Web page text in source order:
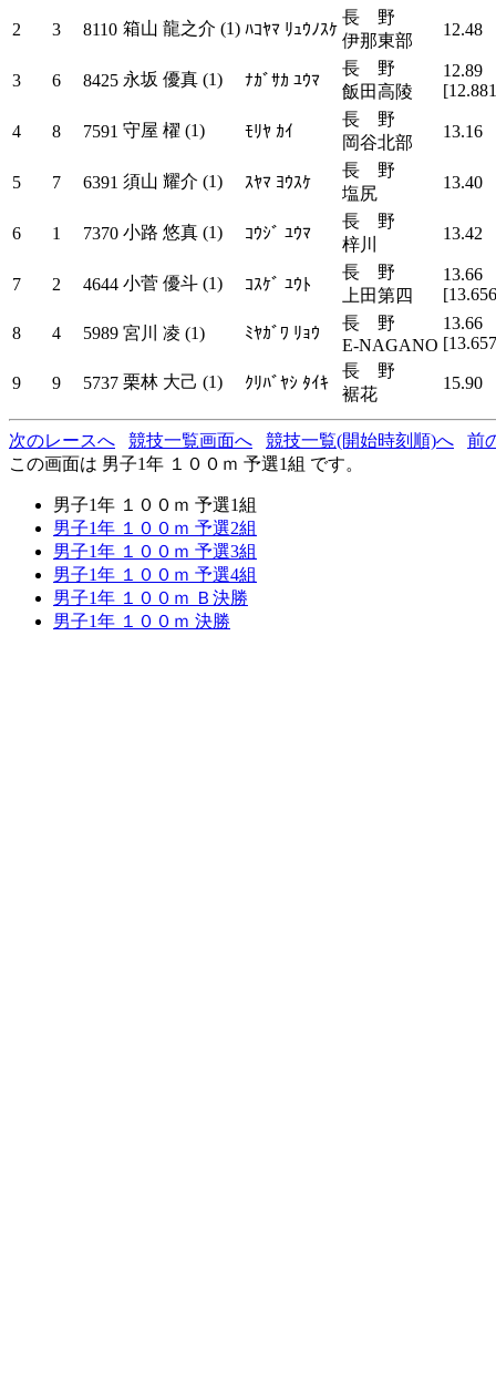
2 3 8110 箱山 龍之介 (1) ﾊｺﾔﾏ ﾘｭｳﾉｽｹ
長 野
伊那東部
12.48
3 6 8425 永坂 優真 (1) ﾅｶﾞｻｶ ﾕｳﾏ
長 野
飯田高陵
12.89
4 8 7591 守屋 櫂 (1) ﾓﾘﾔ ｶｲ
長 野
岡谷北部
13.16
5 7 6391 須山 耀介 (1) ｽﾔﾏ ﾖｳｽｹ
長 野
塩尻
13.40
6 1 7370 小路 悠真 (1) ｺｳｼﾞ ﾕｳﾏ
長 野
梓川
13.42
7 2 4644 小菅 優斗 (1) ｺｽｹﾞ ﾕｳﾄ
長 野
上田第四
13.66
8 4 5989 宮川 凌 (1) ﾐﾔｶﾞﾜ ﾘｮｳ
長 野
E-NAGANO
13.66
9 9 5737 栗林 大己 (1) ｸﾘﾊﾞﾔｼ ﾀｲｷ
長 野
裾花
15.90
次のレースへ 競技一覧画面へ 競技一覧(開始時刻順)へ
前
この画面は 男子1年 １００ｍ 予選1組 です。
男子1年 １００ｍ 予選1組
男子1年 １００ｍ 予選2組
男子1年 １００ｍ 予選3組
男子1年 １００ｍ 予選4組
男子1年 １００ｍ Ｂ決勝
男子1年 １００ｍ 決勝